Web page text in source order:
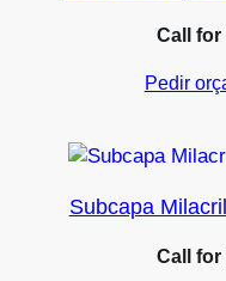
Call for
Pedir
Subcapa
Call for